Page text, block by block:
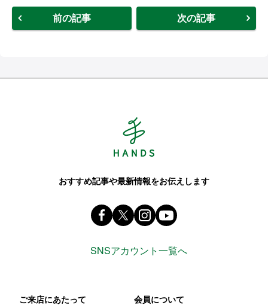
前の記事 次の記事
おすすめ記事や最新情報をお伝えします
Facebook ハンズ公式ファンページ
X(旧 twitter) @Hands_official_
instagram
SNSアカウント一覧へ
ご来店にあたって 会員について